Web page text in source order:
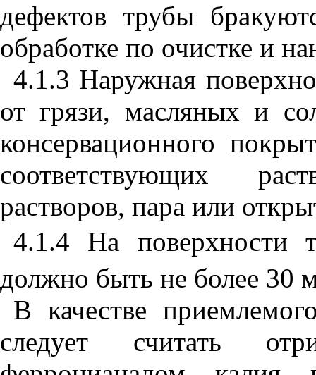
дефектов трубы
обработке по очистке и
4.1.3 Наружная
от грязи, масляных и
консервационного
соответствующих
растворов, пара или
4.1.4 На поверхности
должно быть не более 30
В качестве
следует считать